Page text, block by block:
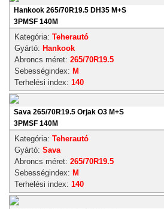
Hankook 265/70R19.5 DH35 M+S
3PMSF 140M
Kategória: Teherautó
Gyártó: Hankook
Abroncs méret: 265/70R19.5
Sebességindex: M
Terhelési index: 140
Sava 265/70R19.5 Orjak O3 M+S
3PMSF 140M
Kategória: Teherautó
Gyártó: Sava
Abroncs méret: 265/70R19.5
Sebességindex: M
Terhelési index: 140